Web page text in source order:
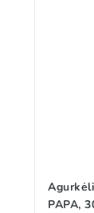
PAPA,